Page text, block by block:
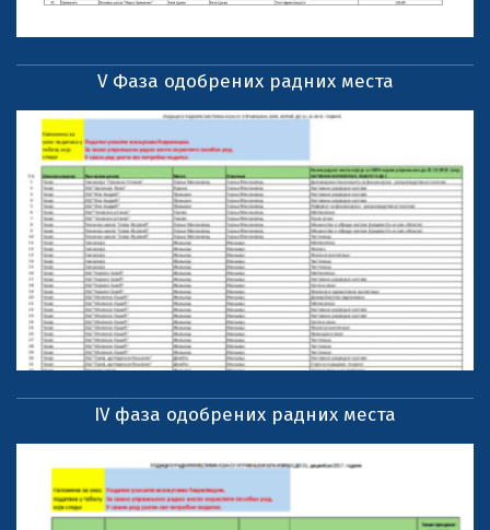
V Фаза одобрених радних места
IV фаза одобрених радних места